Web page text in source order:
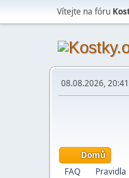
Vítejte na fóru
08.08.2026,
Domů
FAQ
Pravidla